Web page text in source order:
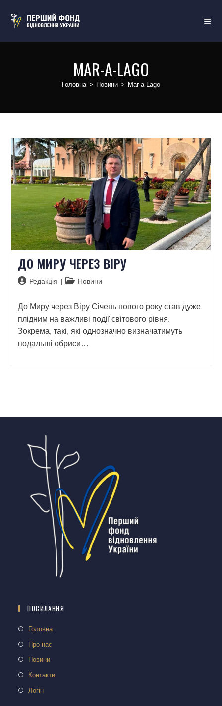
MAR-A-LAGO
Головна > Новини > Mar-a-Lago
ДО МИРУ ЧЕРЕЗ ВІРУ
Редакція Новини
До Миру через Віру Січень нового року став дуже
плідним на важливі події світового рівня.
Зокрема, такі, які однозначно визначатимуть
подальші обриси…
ПОСИЛАННЯ
Головна
Про нас
Новини
Контакти
Логін